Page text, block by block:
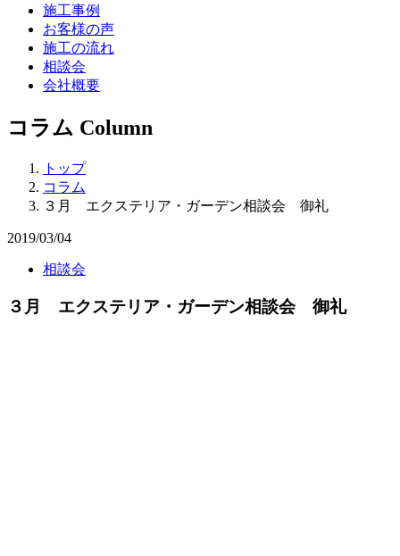
施工事例
お客様の声
施工の流れ
相談会
会社概要
コラム Column
トップ
コラム
３月 エクステリア・ガーデン相談会 御礼
2019/03/04
相談会
３月 エクステリア・ガーデン相談会 御礼